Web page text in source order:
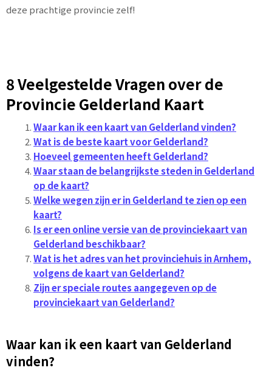
deze prachtige provincie zelf!
8 Veelgestelde Vragen over de
Provincie Gelderland Kaart
Waar kan ik een kaart van Gelderland vinden?
Wat is de beste kaart voor Gelderland?
Hoeveel gemeenten heeft Gelderland?
Waar staan de belangrijkste steden in Gelderland
op de kaart?
Welke wegen zijn er in Gelderland te zien op een
kaart?
Is er een online versie van de provinciekaart van
Gelderland beschikbaar?
Wat is het adres van het provinciehuis in Arnhem,
volgens de kaart van Gelderland?
Zijn er speciale routes aangegeven op de
provinciekaart van Gelderland?
Waar kan ik een kaart van Gelderland
vinden?